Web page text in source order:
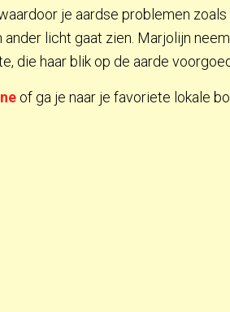
je aardse problemen
licht gaat zien. Marjolijn
die haar blik op de aarde
of ga je naar je favoriete lokale